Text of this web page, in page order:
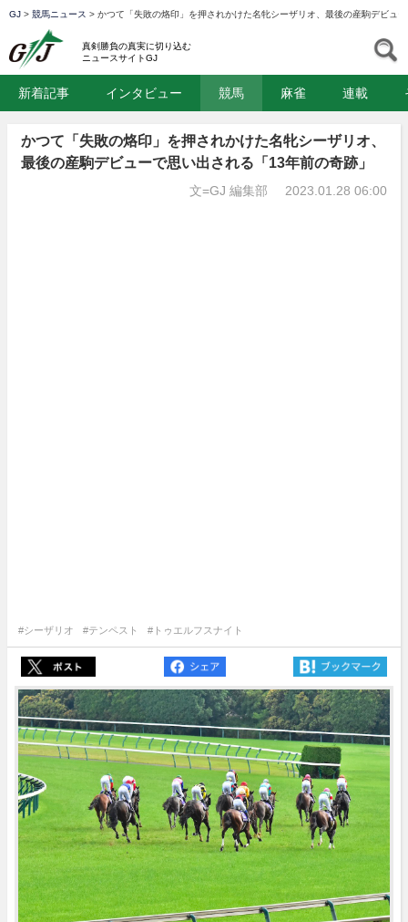
GJ > 競馬ニュース > かつて「失敗の烙印」を押されかけた名牝シーザリオ、最後の産駒デビュ
真剣勝負の真実に切り込む
ニュースサイトGJ
新着記事 インタビュー 競馬 麻雀 連載
かつて「失敗の烙印」を押されかけた名牝シーザリオ、
最後の産駒デビューで思い出される「13年前の奇跡」
文=GJ 編集部 2023.01.28 06:00
#シーザリオ #テンペスト #トゥエルフスナイト